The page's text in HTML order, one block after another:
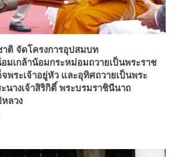
ติ จัดโครงการอุปสมบท
อมเกล้าน้อมกระหม่อมถวายเป็นพระราช
พระเจ้าอยู่หัว และอุทิศถวายเป็นพระ
นางเจ้าสิริกิติ์ พระบรมราชินีนาถ
ลวง